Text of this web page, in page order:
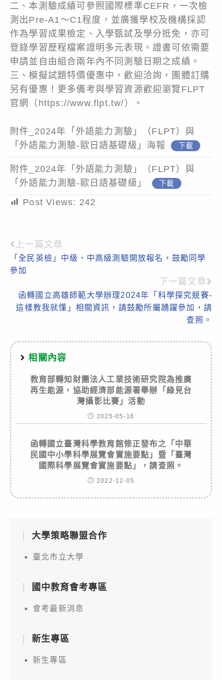
二、本測驗成績可參照國際標準CEFR，一次檢
測出Pre-A1～C1程度，並廣獲學校及機構採認
作為學習成果檢定、入學甄試及學分抵免，亦可
登錄學習歷程檔案證明多元表現。證書可依需要
申請並自由組合兩年內不同測驗日期之成績。
三、模擬試題特價優惠中，歡迎洽詢，團體訂購
另有優惠！更多備考與學習資源歡迎瀏覽FLPT
官網（https://www.flpt.tw/）。
附件_2024年「外語能力測驗」（FLPT）與
「外語能力測驗-歐日語基礎級」海報
下載
附件_2024年「外語能力測驗」（FLPT）與
「外語能力測驗-歐日語基礎級」
下載
Post Views: 242
Read
more
上一篇文章
「全民英檢」中級、中高級測驗開放報名，鼓勵同學
參加
下一篇文章
函轉國立高雄師範大學辦理2024年「科學探究競賽-
這樣教我就懂」相關資訊，請鼓勵所屬踴躍參加，請
查照。
相關內容
教育部轉知財團法人工業技術研究院為推廣
再生能源，協助經濟部能源署舉辦「綠見台
灣攝影比賽」活動
2025-05-16
函轉國立臺灣科學教育館修正發布之「中華
民國中小學科學展覽會實施要點」暨「臺灣
國際科學展覽會實施要點」，請查照。
2022-12-05
大學策略聯盟合作
臺北市立大學
國中教育會考專區
會考最新消息
新生專區
新生專區